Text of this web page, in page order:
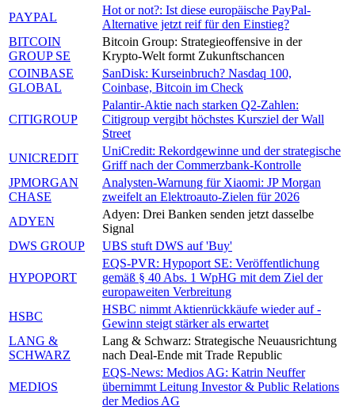
PAYPAL
Hot or not?: Ist diese europäische PayPal-
Alternative jetzt reif für den Einstieg?
BITCOIN
GROUP SE
Bitcoin Group: Strategieoffensive in der
Krypto-Welt formt Zukunftschancen
COINBASE
GLOBAL
SanDisk: Kurseinbruch? Nasdaq 100,
Coinbase, Bitcoin im Check
CITIGROUP
Palantir-Aktie nach starken Q2-Zahlen:
Citigroup vergibt höchstes Kursziel der Wall
Street
UNICREDIT
UniCredit: Rekordgewinne und der strategische
Griff nach der Commerzbank-Kontrolle
JPMORGAN
CHASE
Analysten-Warnung für Xiaomi: JP Morgan
zweifelt an Elektroauto-Zielen für 2026
ADYEN
Adyen: Drei Banken senden jetzt dasselbe
Signal
DWS GROUP
UBS stuft DWS auf 'Buy'
HYPOPORT
EQS-PVR: Hypoport SE: Veröffentlichung
gemäß § 40 Abs. 1 WpHG mit dem Ziel der
europaweiten Verbreitung
HSBC
HSBC nimmt Aktienrückkäufe wieder auf -
Gewinn steigt stärker als erwartet
LANG &
SCHWARZ
Lang & Schwarz: Strategische Neuausrichtung
nach Deal-Ende mit Trade Republic
MEDIOS
EQS-News: Medios AG: Katrin Neuffer
übernimmt Leitung Investor & Public Relations
der Medios AG